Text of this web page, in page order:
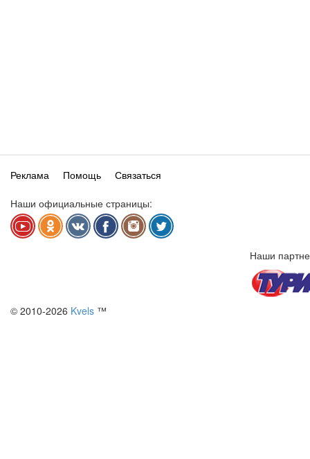
Реклама Помощь Связаться
Наши официальные страницы:
Наши
© 2010-2026 Kvels ™